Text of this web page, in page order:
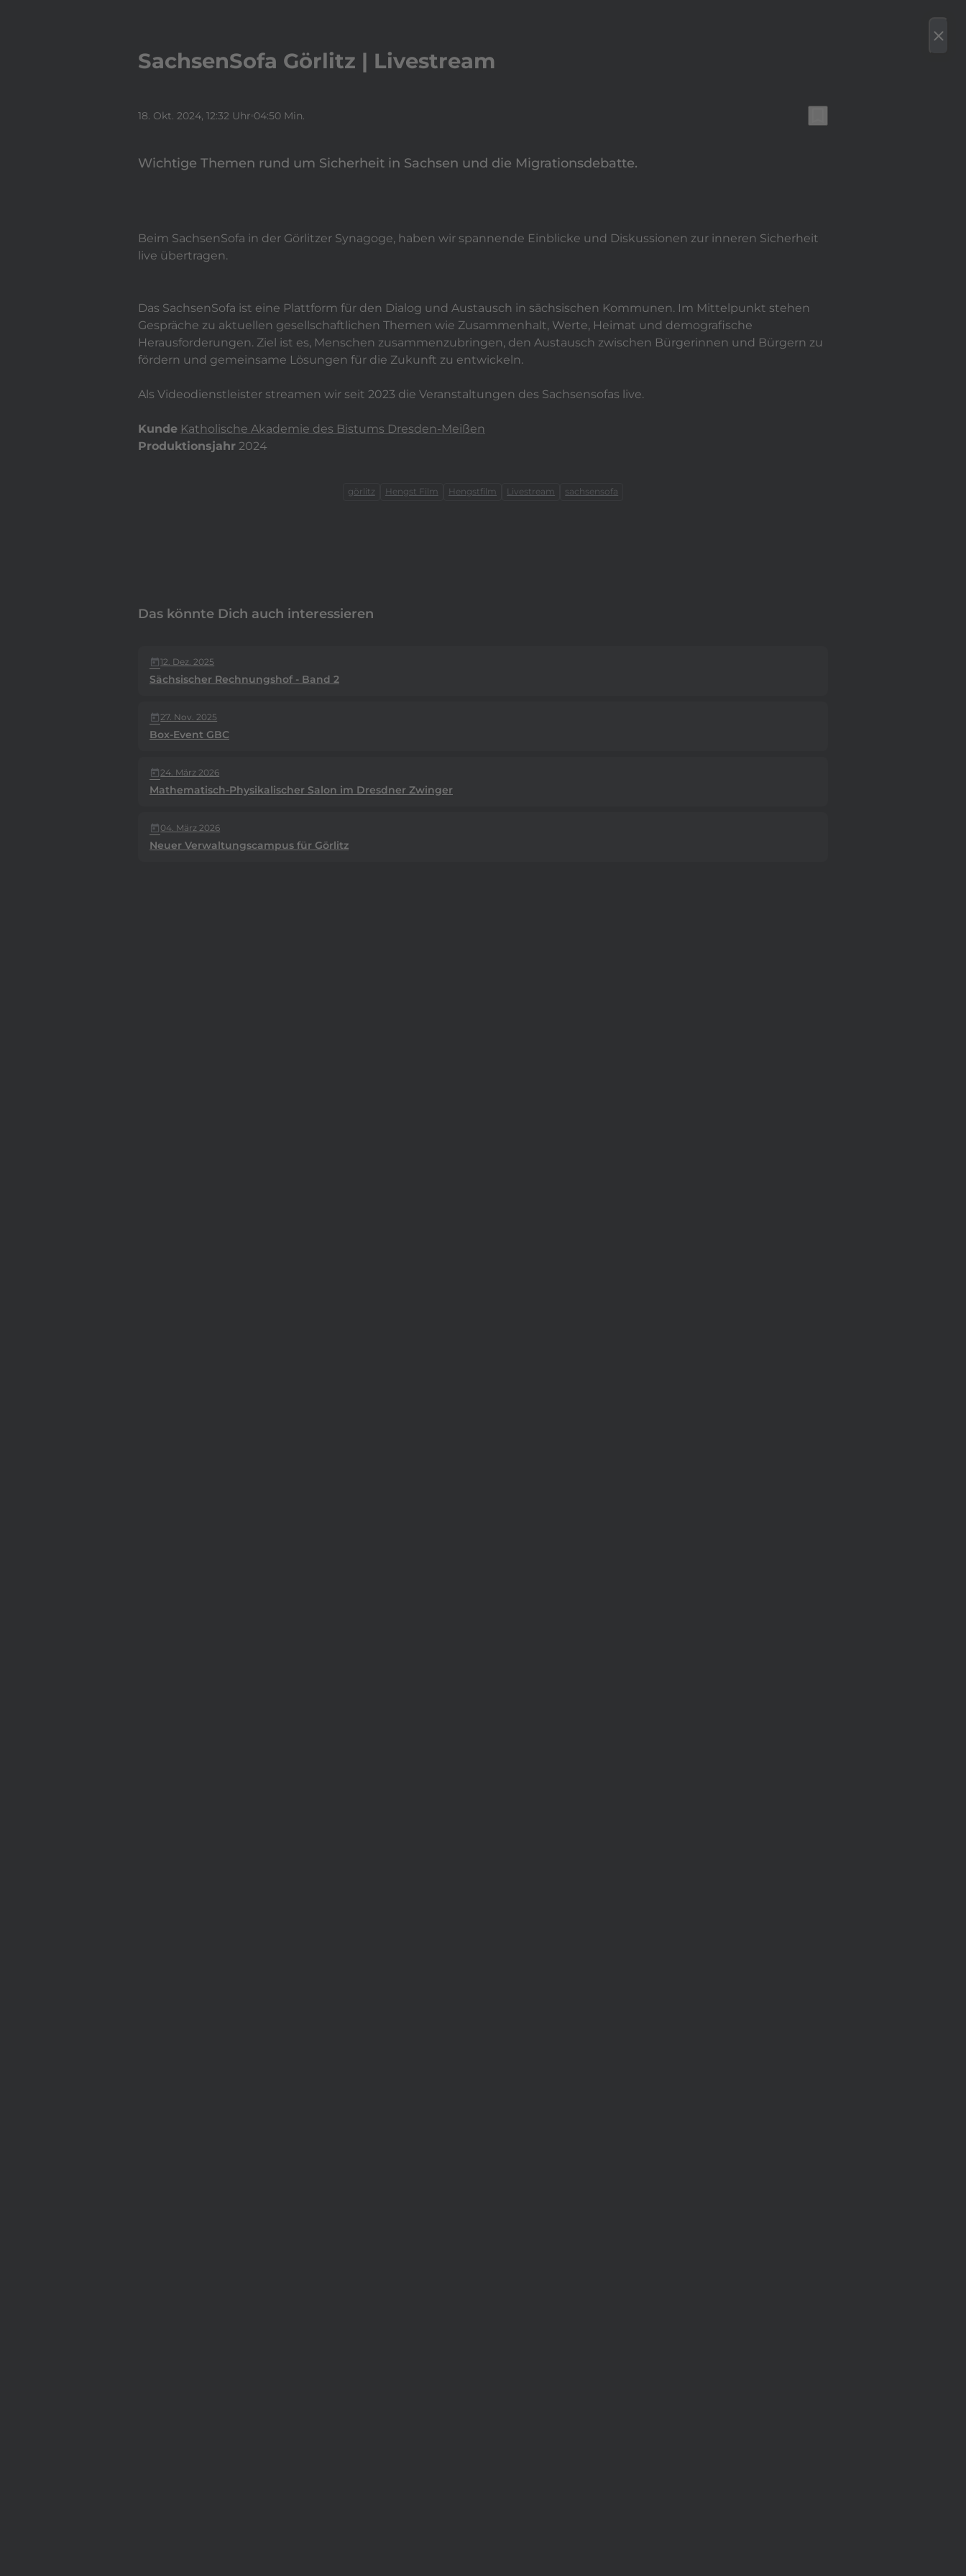
SachsenSofa Görlitz | Livestream
18. Okt. 2024, 12:32 Uhr 04:50 Min.
Wichtige Themen rund um Sicherheit in Sachsen und die Migrationsdebatte.
Beim SachsenSofa in der Görlitzer Synagoge, haben wir spannende Einblicke und Diskussionen zur inneren Sicherheit
live übertragen.
Das SachsenSofa ist eine Plattform für den Dialog und Austausch in sächsischen Kommunen. Im Mittelpunkt stehen
Gespräche zu aktuellen gesellschaftlichen Themen wie Zusammenhalt, Werte, Heimat und demografische
Herausforderungen. Ziel ist es, Menschen zusammenzubringen, den Austausch zwischen Bürgerinnen und Bürgern zu
fördern und gemeinsame Lösungen für die Zukunft zu entwickeln.
Als Videodienstleister streamen wir seit 2023 die Veranstaltungen des Sachsensofas live.
Kunde Katholische Akademie des Bistums Dresden-Meißen
Produktionsjahr 2024
görlitz Hengst Film Hengstfilm Livestream sachsensofa
Das könnte Dich auch interessieren
today 12. Dez. 2025
Sächsischer Rechnungshof - Band 2
today27. Nov. 2025
Box-Event GBC
today24. März 2026
Mathematisch-Physikalischer Salon im Dresdner Zwinger
today 04. März 2026
Neuer Verwaltungscampus für Görlitz
close